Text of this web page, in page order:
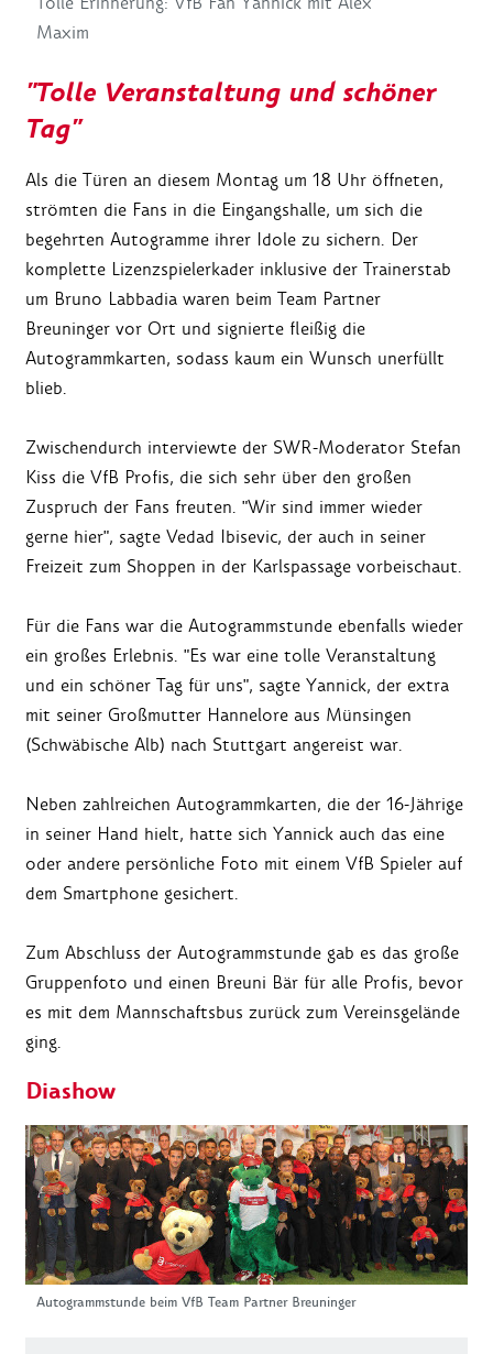
Maxim
"Tolle Veranstaltung und schöner
Tag"
Als die Türen an diesem Montag um 18 Uhr öffneten,
strömten die Fans in die Eingangshalle, um sich die
begehrten Autogramme ihrer Idole zu sichern. Der
komplette Lizenzspielerkader inklusive der Trainerstab
um Bruno Labbadia waren beim Team Partner
Breuninger vor Ort und signierte fleißig die
Autogrammkarten, sodass kaum ein Wunsch unerfüllt
blieb.
Zwischendurch interviewte der SWR-Moderator Stefan
Kiss die VfB Profis, die sich sehr über den großen
Zuspruch der Fans freuten. "Wir sind immer wieder
gerne hier", sagte Vedad Ibisevic, der auch in seiner
Freizeit zum Shoppen in der Karlspassage vorbeischaut.
Für die Fans war die Autogrammstunde ebenfalls wieder
ein großes Erlebnis. "Es war eine tolle Veranstaltung
und ein schöner Tag für uns", sagte Yannick, der extra
mit seiner Großmutter Hannelore aus Münsingen
(Schwäbische Alb) nach Stuttgart angereist war.
Neben zahlreichen Autogrammkarten, die der 16-Jährige
in seiner Hand hielt, hatte sich Yannick auch das eine
oder andere persönliche Foto mit einem VfB Spieler auf
dem Smartphone gesichert.
Zum Abschluss der Autogrammstunde gab es das große
Gruppenfoto und einen Breuni Bär für alle Profis, bevor
es mit dem Mannschaftsbus zurück zum Vereinsgelände
ging.
Diashow
Autogrammstunde beim VfB Team Partner Breuninger